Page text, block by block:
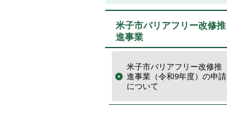
米子市バリアフリー改修推
進事業
米子市バリアフリー改修推
進事業（令和9年度）の申請
について